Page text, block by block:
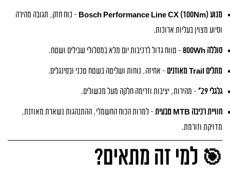
מנוע Bosch Performance Line CX (100Nm)
– כוח חזק, תגובה מהירה
וסיוע מצוין בעליות ארוכות.
סוללה 800Wh – טווח גדול לרכיבות יום מלא במסלולי שבילים ושטח.
מתלים Trail מאוזנים – אחיזה, נוחות ושליטה בשטח טכני ובסינגלים.
גלגלי 29" – מהירות, יציבות וזרימה חלקה מעל מכשולים.
חוויית רכיבה MTB טבעית
– למרות הכוח החשמלי, ההתנהגות נשארת מאוזנת,
מדויקת וזורמת.
🎯 למי זה מתאים?